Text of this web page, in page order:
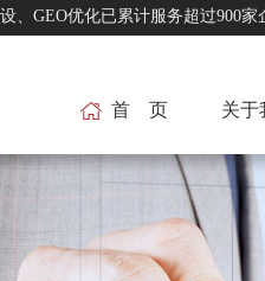
建设、GEO优化已累计服务超
首 页 关于